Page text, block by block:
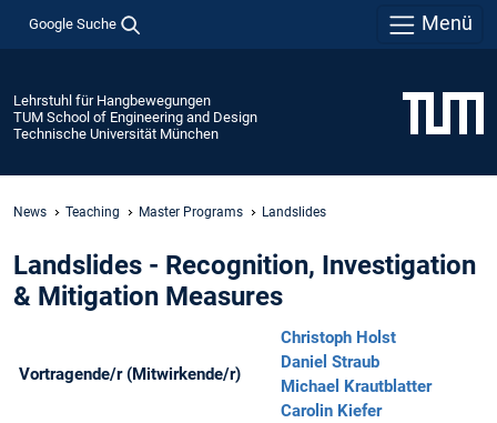
Google Suche Menü
Lehrstuhl für Hangbewegungen
TUM School of Engineering and Design
Technische Universität München
News Teaching Master Programs Landslides
Landslides - Recognition, Investigation
& Mitigation Measures
Vortragende/r (Mitwirkende/r)
Christoph Holst
Daniel Straub
Michael Krautblatter
Carolin Kiefer